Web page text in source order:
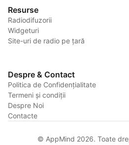
Resurse
Radiodifuzorii
Widgeturi
Site-uri de radio pe țară
Despre & Contact
Politica de Confidențialitate
Termeni și condiții
Despre Noi
Contacte
© AppMind 2026. Toate